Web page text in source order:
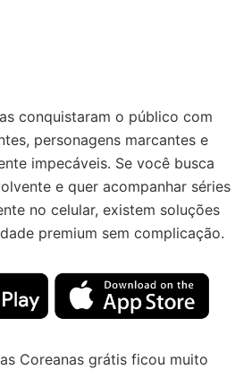
conquistaram o público com
personagens marcantes e
impecáveis. Se você busca
e quer acompanhar séries
no celular, existem soluções
premium sem complicação.
Coreanas grátis ficou muito